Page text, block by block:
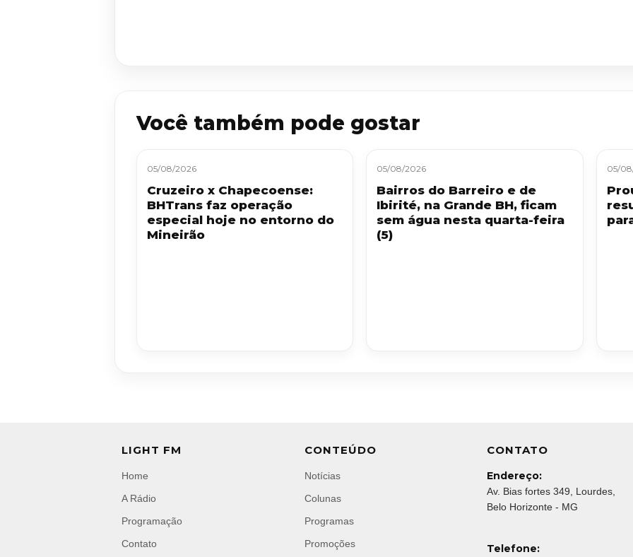
Você também pode gostar
05/08/2026
Cruzeiro x Chapecoense:
BHTrans faz operação
especial hoje no entorno do
Mineirão
05/08/2026
Bairros do Barreiro e de
Ibirité, na Grande BH, ficam
sem água nesta quarta-feira
(5)
05/
LIGHT FM
Home
A Rádio
Programação
Contato
CONTEÚDO
Notícias
Colunas
Programas
Promoções
CONTATO
Endereço:
Av. Bias fortes 349, Lourdes,
Belo Horizonte - MG
Telefone: